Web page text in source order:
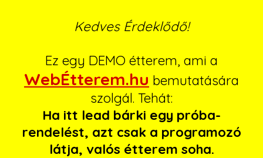
Kedves Érdeklődő!
Ez egy DEMO étterem, ami a
WebÉtterem.hu bemutatására
szolgál. Tehát:
Ha itt lead bárki egy próba-
rendelést, azt csak a programozó
látja, valós étterem soha.